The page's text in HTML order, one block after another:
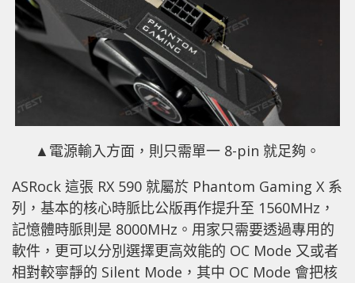
▲ 電源輸入方面，則只需單一 8-pin 就足夠。
ASRock 這張 RX 590 就屬於 Phantom Gaming X 系
列，基本的核心時脈比公版再作提升至 1560MHz，
記憶體時脈則是 8000MHz。用家只需要透過專用的
軟件，更可以分別選擇更高效能的 OC Mode 又或者
相對較寧靜的 Silent Mode，其中 OC Mode 會把核